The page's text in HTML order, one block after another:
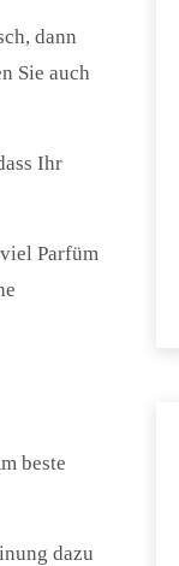
dann
Sie auch
Ihr
Parfüm
beste
dazu